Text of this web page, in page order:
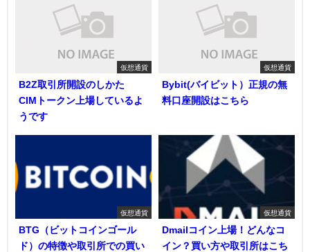
仮想通貨
B2Z取引所開設のしかた
CIMトークン上場しているよ
うです
仮想通貨
Bybit(バイビット）正規の無
料口座開設はこちら
仮想通貨
BTG（ビットコインゴール
ド）の特徴や取引所での買い
仮想通貨
Dmailコイン上場！どんなコ
イン？買い方や取引所はこち